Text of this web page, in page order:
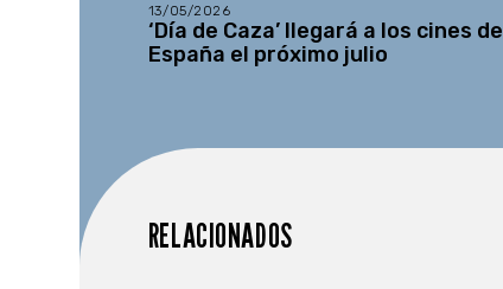
13/05/2026
‘Día de Caza’ llegará a los cines de
España el próximo julio
RELACIONADOS